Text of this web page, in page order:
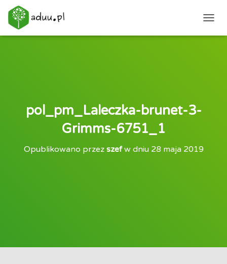
pol_pm_Laleczka-brunet-3-
Grimms-6751_1
Opublikowano przez szefw dniu 28 maja 2019